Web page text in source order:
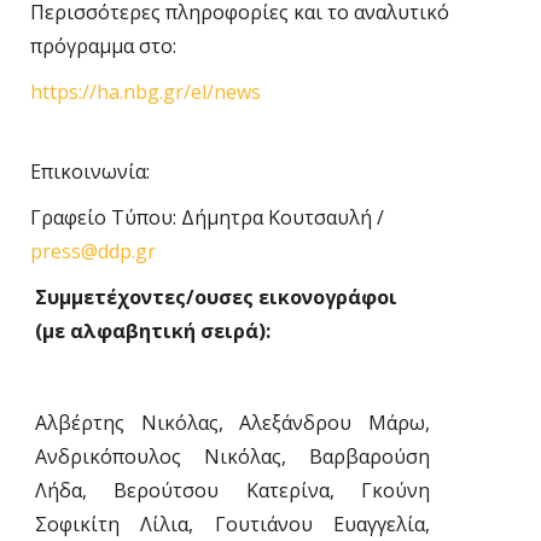
Περισσότερες πληροφορίες και το αναλυτικό
πρόγραμμα στο:
https://ha.nbg.gr/el/news
Επικοινωνία:
Γραφείο Τύπου: Δήμητρα Κουτσαυλή /
press@ddp.gr
Συμμετέχοντες/ουσες εικονογράφοι
(με αλφαβητική σειρά):
Αλβέρτης Νικόλας, Αλεξάνδρου Μάρω,
Ανδρικόπουλος Νικόλας, Βαρβαρούση
Λήδα, Βερούτσου Κατερίνα, Γκούνη
Σοφικίτη Λίλια, Γουτιάνου Ευαγγελία,